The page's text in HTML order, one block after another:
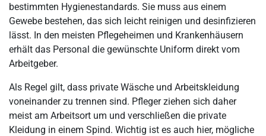
bestimmten Hygienestandards. Sie muss aus einem
Gewebe bestehen, das sich leicht reinigen und desinfizieren
lässt. In den meisten Pflegeheimen und Krankenhäusern
erhält das Personal die gewünschte Uniform direkt vom
Arbeitgeber.
Als Regel gilt, dass private Wäsche und Arbeitskleidung
voneinander zu trennen sind. Pfleger ziehen sich daher
meist am Arbeitsort um und verschließen die private
Kleidung in einem Spind. Wichtig ist es auch hier, mögliche